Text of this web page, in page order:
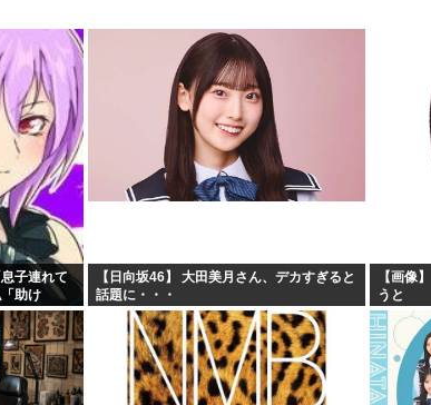
を指揮し「悪魔」「皆殺しのルメ...
頃になって過去最高益www
！直近6試合で打率.533と好...
語デカ言葉の正体、ガチでこれだ...
ラスト、あまりにも思想が強すぎ...
るのは極左暴力集団など」 沖縄...
イト「AIにちいかわの画像を食...
う一度人間として産まれることを...
産なしの孤独死」が、今の日...
子連れて
助け
」→トンデ
【日向坂46】 大田美月さん、デカすぎると
話題に・・・
【画像
うと